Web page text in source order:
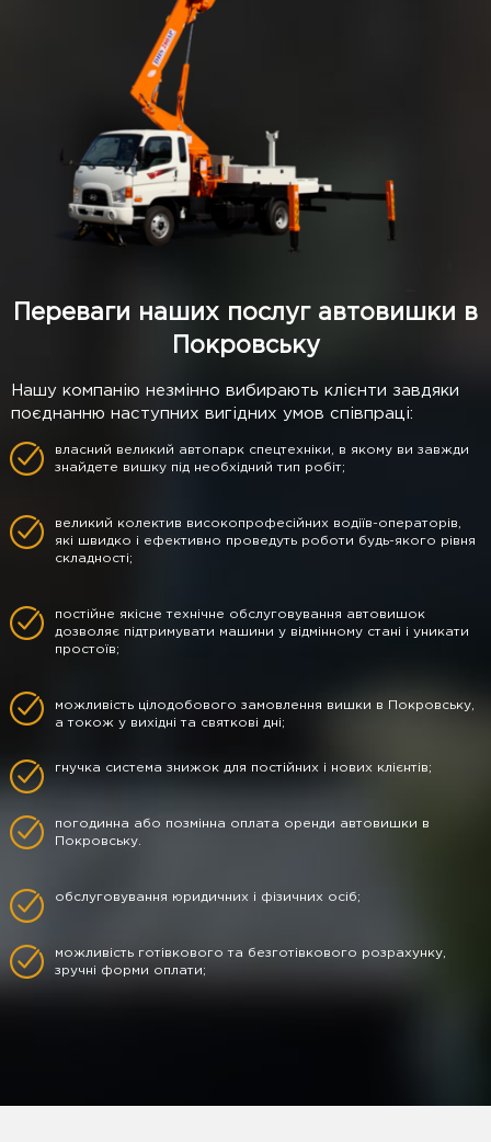
Переваги наших послуг автовишки в
Покровську
Нашу компанію незмінно вибирають клієнти завдяки
поєднанню наступних вигідних умов співпраці:
власний великий автопарк спецтехніки, в якому ви завжди
знайдете вишку під необхідний тип робіт;
великий колектив високопрофесійних водіїв-операторів,
які швидко і ефективно проведуть роботи будь-якого рівня
складності;
постійне якісне технічне обслуговування автовишок
дозволяє підтримувати машини у відмінному стані і уникати
простоїв;
можливість цілодобового замовлення вишки в Покровську,
а токож у вихідні та святкові дні;
гнучка система знижок для постійних і нових клієнтів;
погодинна або позмінна оплата оренди автовишки в
Покровську.
обслуговування юридичних і фізичних осіб;
можливість готівкового та безготівкового розрахунку,
зручні форми оплати;